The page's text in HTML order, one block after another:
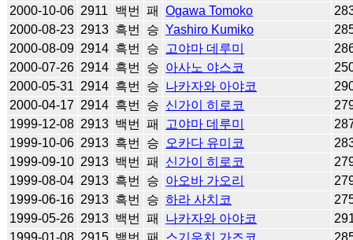
2000-10-06 2911 백번 패 Ogawa Tomoko
2000-08-23 2913 흑번 승 Yashiro Kumiko
2000-08-09 2914 흑번 승 고야마 데루미
2000-07-26 2914 흑번 승 아사노 야스코
2000-05-31 2914 흑번 승 나카자와 아야코
2000-04-17 2914 흑번 승 신가이 히로코
1999-12-08 2913 백번 패 고야마 데루미
1999-10-06 2913 흑번 승 오카다 유미코
1999-09-10 2913 백번 패 신가이 히로코
1999-08-04 2913 흑번 승 아오바 가오리
1999-06-16 2913 흑번 승 하라 사치코
1999-05-26 2913 백번 패 나카자와 아야코
1999-01-08 2915 백번 패 스기우치 가즈코